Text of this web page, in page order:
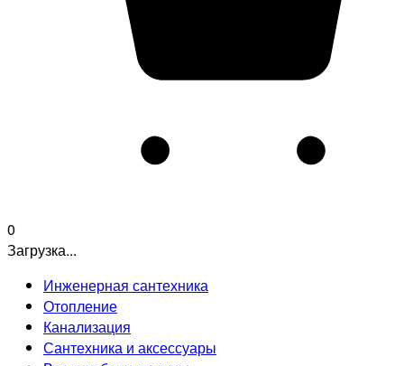
0
Загрузка...
Инженерная сантехника
Отопление
Канализация
Сантехника и аксессуары